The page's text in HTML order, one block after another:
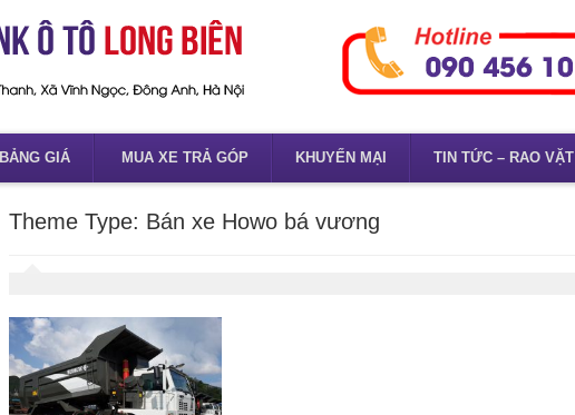
BẢNG GIÁ MUA XE TRẢ GÓP KHUYẾN MẠI TIN TỨC – RAO VẶT
Theme Type: Bán xe Howo bá vương